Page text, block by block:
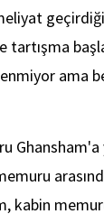
ama
Ghansham'a
kabin